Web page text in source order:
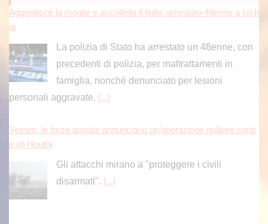
La polizia di Stato ha arrestato un 48enne, con
famiglia, nonché denunciato per lesioni
personali aggravate.[...]
Yemen, le forze armate annunciano un’operazione militare contr
Gli attacchi mirano a "proteggere i civili
Cina, in bici sul tetto del mondo con la Trans-Himalaya Race